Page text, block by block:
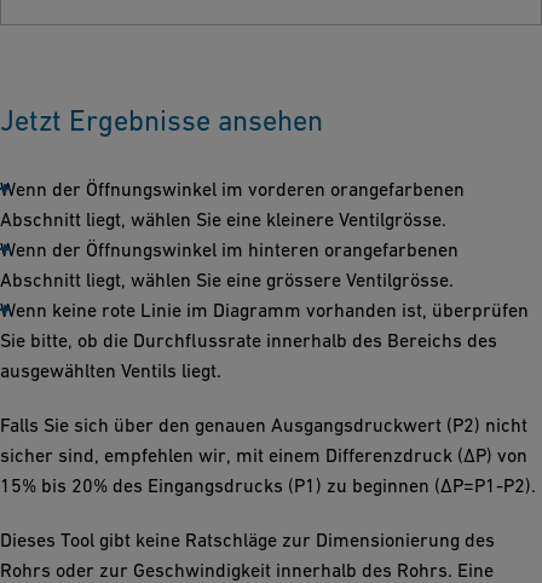
Jetzt Ergebnisse ansehen
Wenn der Öffnungswinkel im vorderen orangefarbenen
Abschnitt liegt, wählen Sie eine kleinere Ventilgrösse.
Wenn der Öffnungswinkel im hinteren orangefarbenen
Abschnitt liegt, wählen Sie eine grössere Ventilgrösse.
Wenn keine rote Linie im Diagramm vorhanden ist, überprüfen
Sie bitte, ob die Durchflussrate innerhalb des Bereichs des
ausgewählten Ventils liegt.
Falls Sie sich über den genauen Ausgangsdruckwert (P2) nicht
sicher sind, empfehlen wir, mit einem Differenzdruck (ΔP) von
15% bis 20% des Eingangsdrucks (P1) zu beginnen (ΔP=P1-P2).
Dieses Tool gibt keine Ratschläge zur Dimensionierung des
Rohrs oder zur Geschwindigkeit innerhalb des Rohrs. Eine